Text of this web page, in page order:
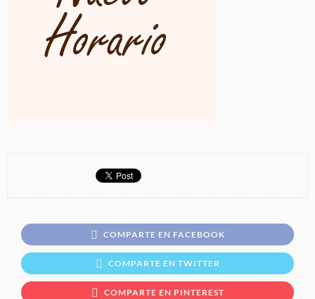
COMPARTE EN FACEBOOK
COMPARTE EN TWITTER
COMPARTE EN PINTEREST